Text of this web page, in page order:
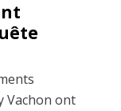
Vachon ont